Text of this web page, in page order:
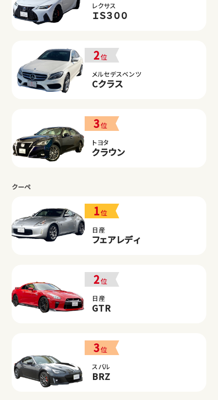
レクサス
ＩＳ３００
2位
メルセデスベンツ
Cクラス
3位
トヨタ
クラウン
クーペ
1位
日産
フェアレディ
2位
日産
GTR
3位
スバル
BRZ